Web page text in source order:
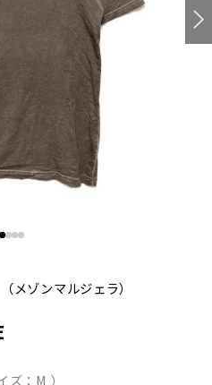
（メゾンマルジェラ）
：M ）